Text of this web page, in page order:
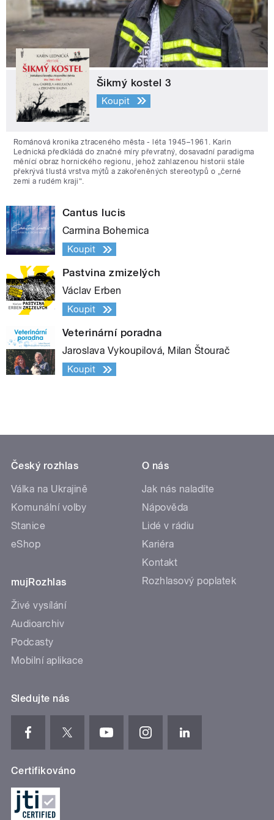
Šikmý kostel 3
Koupit
Románová kronika ztraceného města - léta 1945–1961. Karin
Lednická předkládá do značné míry převratný, dosavadní paradigma
měnící obraz hornického regionu, jehož zahlazenou historii stále
překrývá tlustá vrstva mýtů a zakořeněných stereotypů o „černé
zemi a rudém kraji“.
Cantus lucis
Carmina Bohemica
Koupit
Pastvina zmizelých
Václav Erben
Koupit
Veterinární poradna
Jaroslava Vykoupilová, Milan Štourač
Koupit
Český rozhlas
Válka na Ukrajině
Komunální volby
Stanice
eShop
mujRozhlas
Živé vysílání
Audioarchiv
Podcasty
Mobilní aplikace
O nás
Jak nás naladíte
Nápověda
Lidé v rádiu
Kariéra
Kontakt
Rozhlasový poplatek
Sledujte nás
Certifikováno